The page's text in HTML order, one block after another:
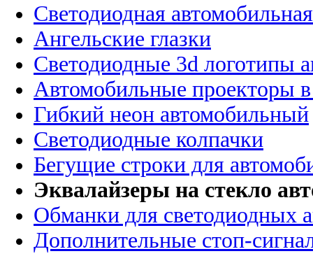
Светодиодная
Ангельские глазки
Светодиодные 3d логотипы
Автомобильные проекторы
Гибкий неон автомобильный
Светодиодные колпачки
Бегущие строки для
Эквалайзеры на стекло
Обманки для светодиодных
Дополнительные стоп-